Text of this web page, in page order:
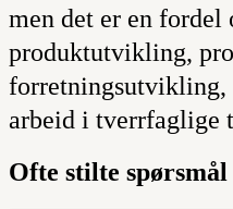
men det er en fordel
produktutvikling,
forretningsutvikling,
arbeid i tverrfaglige
Ofte stilte spørsmål